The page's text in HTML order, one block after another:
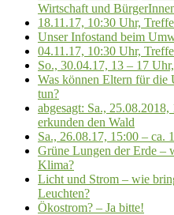
Wirtschaft und
18.11.17, 10:30 Uhr,
Unser Infostand beim
04.11.17, 10:30 Uhr,
So., 30.04.17, 13 – 17
Was können Eltern für
tun?
abgesagt: Sa.,
erkunden den Wald
Sa., 26.08.17, 15:00 – ca.
Grüne Lungen der Erde –
Klima?
Licht und Strom – wie
Leuchten?
Ökostrom? – Ja bitte!